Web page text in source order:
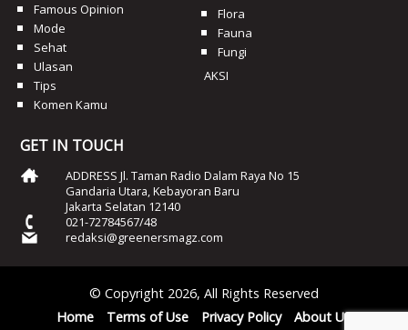
Famous Opinion
Mode
Sehat
Ulasan
Tips
Komen Kamu
Flora
Fauna
Fungi
AKSI
GET IN TOUCH
ADDRESS Jl. Taman Radio Dalam Raya No 15
Gandaria Utara, Kebayoran Baru
Jakarta Selatan 12140
021-72784567/48
redaksi@greenersmagz.com
© Copyright 2026, All Rights Reserved
Home
Terms of Use Privacy Policy About Us